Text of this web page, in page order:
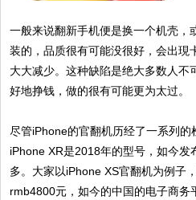
一般来说翻新手机便是换一个机壳，
装的，品质很有可能没很好，会出現
大大减少。这种缺陷是绝大多数人不
好地挣钱，做的很有可能更为太过。
尽管iPhone的官翻机历经了一系列的
iPhone XR是2018年的型号，如今发
多。大家以iPhone XS官翻机为例子
rmb4800元，如今的中国的电子商务